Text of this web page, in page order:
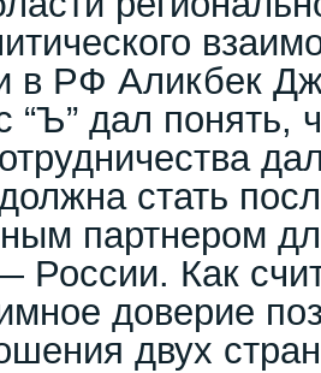
в РФ Аликбек
“Ъ” дал понять,
стать
партнером
России. Как
доверие
двух